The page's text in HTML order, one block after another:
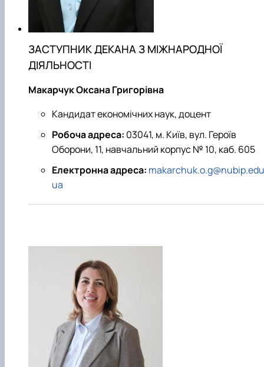
ЗАСТУПНИК ДЕКАНА З МІЖНАРОДНОЇ
ДІЯЛЬНОСТІ
Макарчук Оксана Григорівна
Кандидат економічних наук, доцент
Робоча адреса: 03041, м. Київ, вул. Героїв
Оборони, 11, навчальний корпус № 10, каб. 605
Електронна адреса:
ua